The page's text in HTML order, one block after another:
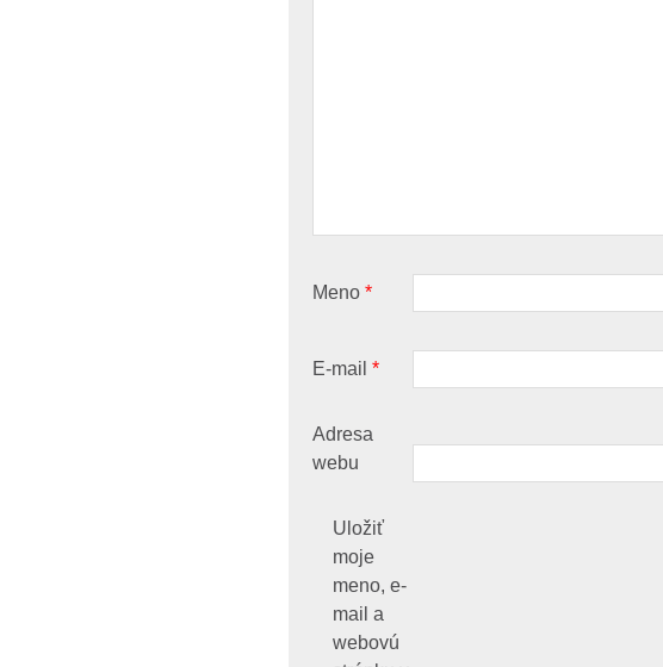
Meno *
E-mail *
Adresa
webu
Uložiť
moje
meno, e-
mail a
webovú